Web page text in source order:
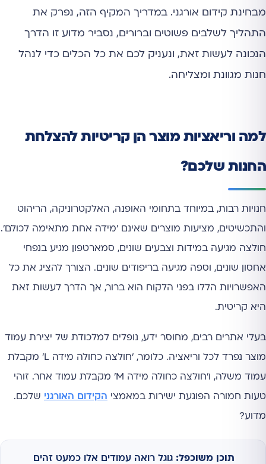
מבחינת קידום אורגני. במדריך המקיף הזה, נפרק את
התהליך לשלבים פשוטים וברורים, נסביר מדוע זו הדרך
הנכונה לעשות זאת, ונעניק לכם את כל הכלים כדי לנהל
חנות מגוונת ומצליחה.
למה וריאציות מוצר הן קריטיות להצלחת
החנות שלכם?
חנויות רבות, במיוחד בתחומי האופנה, האלקטרוניקה, הריהוט
והתכשיטים, מציעות מוצרים שאינם 'מידה אחת מתאימה לכולם'.
חולצה מגיעה במידות וצבעים שונים, סמארטפון מגיע בנפחי
אחסון שונים, וספה מגיעה בריפודים שונים. הצורך להציג את כל
האפשרויות הללו בפני הלקוח הוא ברור, אך הדרך לעשות זאת
היא קריטית.
בעלי אתרים רבים, מחוסר ידע, נופלים למלכודת של יצירת עמוד
מוצר נפרד לכל וריאציה. כלומר, 'חולצה כחולה מידה L' מקבלת
עמוד משלה, ו'חולצה כחולה מידה M' מקבלת עמוד אחר. זוהי
טעות חמורה הפוגעת ישירות במאמצי הקידום האורגני שלכם.
מדוע?
תוכן משוכפל: גוגל רואה עמודים אלו כמעט זהים